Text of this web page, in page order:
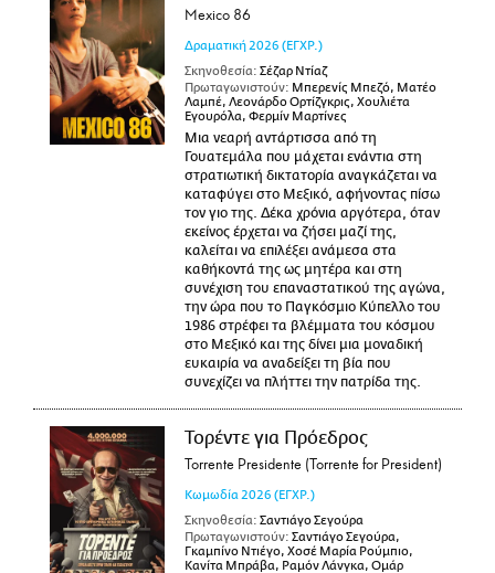
Mexico 86
Δραματική 2026 (ΕΓΧΡ.)
Σκηνοθεσία: Σέζαρ Ντίαζ
Πρωταγωνιστούν: Μπερενίς Μπεζό, Ματέο
Λαμπέ, Λεονάρδο Ορτίζγκρις, Χουλιέτα
Εγουρόλα, Φερμίν Μαρτίνες
Μια νεαρή αντάρτισσα από τη
Γουατεμάλα που μάχεται ενάντια στη
στρατιωτική δικτατορία αναγκάζεται να
καταφύγει στο Μεξικό, αφήνοντας πίσω
τον γιο της. Δέκα χρόνια αργότερα, όταν
εκείνος έρχεται να ζήσει μαζί της,
καλείται να επιλέξει ανάμεσα στα
καθήκοντά της ως μητέρα και στη
συνέχιση του επαναστατικού της αγώνα,
την ώρα που το Παγκόσμιο Κύπελλο του
1986 στρέφει τα βλέμματα του κόσμου
στο Μεξικό και της δίνει μια μοναδική
ευκαιρία να αναδείξει τη βία που
συνεχίζει να πλήττει την πατρίδα της.
Τορέντε για Πρόεδρος
Torrente Presidente (Torrente for President)
Κωμωδία 2026 (ΕΓΧΡ.)
Σκηνοθεσία: Σαντιάγο Σεγούρα
Πρωταγωνιστούν: Σαντιάγο Σεγούρα,
Γκαμπίνο Ντιέγο, Χοσέ Μαρία Ρούμπιο,
Κανίτα Μπράβα, Ραμόν Λάνγκα, Ομάρ